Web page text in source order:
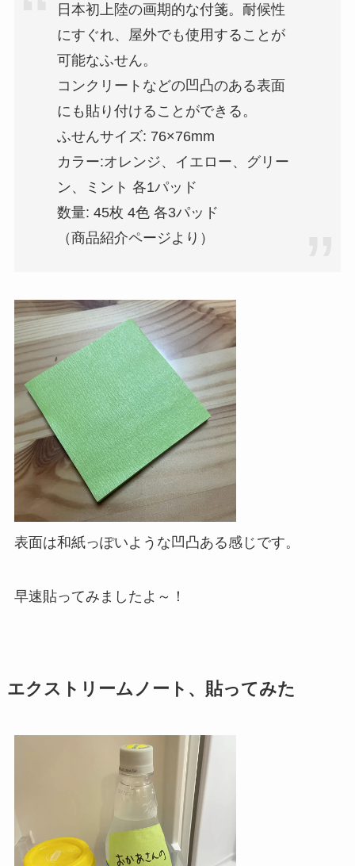
日本初上陸の画期的な付箋。耐候性
にすぐれ、屋外でも使用することが
可能なふせん。
コンクリートなどの凹凸のある表面
にも貼り付けることができる。
ふせんサイズ: 76×76mm
カラー:オレンジ、イエロー、グリー
ン、ミント 各1パッド
数量: 45枚 4色 各3パッド
（商品紹介ページより）
表面は和紙っぽいような凹凸ある感じです。
早速貼ってみましたよ～！
エクストリームノート、貼ってみた